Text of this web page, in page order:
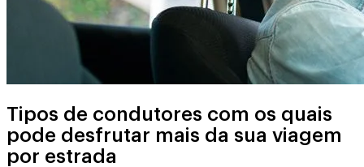
Tipos de condutores com os quais
pode desfrutar mais da sua viagem
por estrada